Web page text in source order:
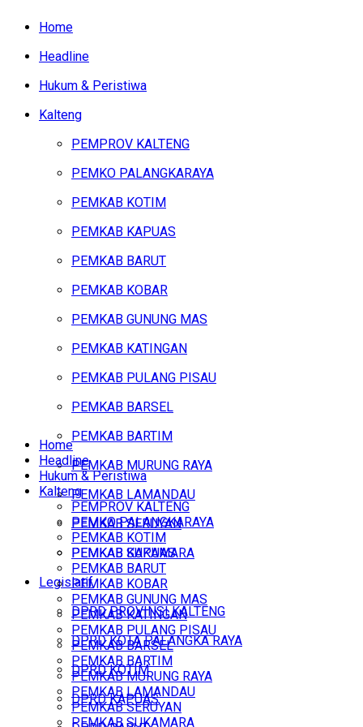
Home
Headline
Hukum & Peristiwa
Kalteng
PEMPROV KALTENG
PEMKO PALANGKARAYA
PEMKAB KOTIM
PEMKAB KAPUAS
PEMKAB BARUT
PEMKAB KOBAR
PEMKAB GUNUNG MAS
PEMKAB KATINGAN
PEMKAB PULANG PISAU
PEMKAB BARSEL
PEMKAB BARTIM
PEMKAB MURUNG RAYA
PEMKAB LAMANDAU
PEMKAB SERUYAN
PEMKAB SUKAMARA
Legislatif
DPRD PROVINSI KALTENG
DPRD KOTA PALANGKA RAYA
DPRD KOTIM
DPRD KAPUAS
Home
Headline
Hukum & Peristiwa
Kalteng
PEMPROV KALTENG
PEMKO PALANGKARAYA
PEMKAB KOTIM
PEMKAB KAPUAS
PEMKAB BARUT
PEMKAB KOBAR
PEMKAB GUNUNG MAS
PEMKAB KATINGAN
PEMKAB PULANG PISAU
PEMKAB BARSEL
PEMKAB BARTIM
PEMKAB MURUNG RAYA
PEMKAB LAMANDAU
PEMKAB SERUYAN
PEMKAB SUKAMARA